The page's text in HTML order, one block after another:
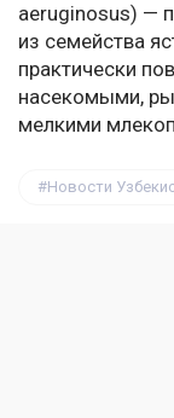
aeruginosus) —
из семейства
практически
насекомыми,
мелкими
Новости